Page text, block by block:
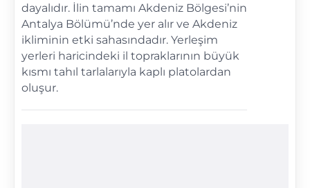
dayalıdır. İlin tamamı Akdeniz Bölgesi’nin
Antalya Bölümü’nde yer alır ve Akdeniz
ikliminin etki sahasındadır. Yerleşim
yerleri haricindeki il topraklarının büyük
kısmı tahıl tarlalarıyla kaplı platolardan
oluşur.